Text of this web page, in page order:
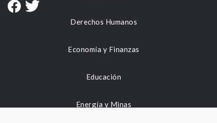
Derechos Humanos
Economía y Finanzas
Educación
Energía y Minas